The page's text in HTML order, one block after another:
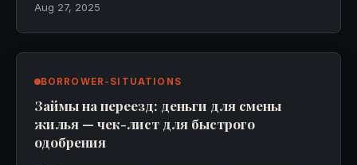
Aug 27, 2025
BORROWER-SITUATIONS
Займы на переезд: деньги для смены
жилья — чек-лист для быстрого
одобрения